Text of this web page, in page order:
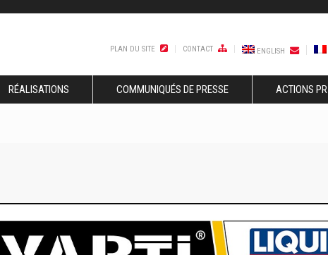
PLAN DU SITE CONTACT ENGLISH
RÉALISATIONS COMMUNIQUÉS DE PRESSE ACTIONS PR